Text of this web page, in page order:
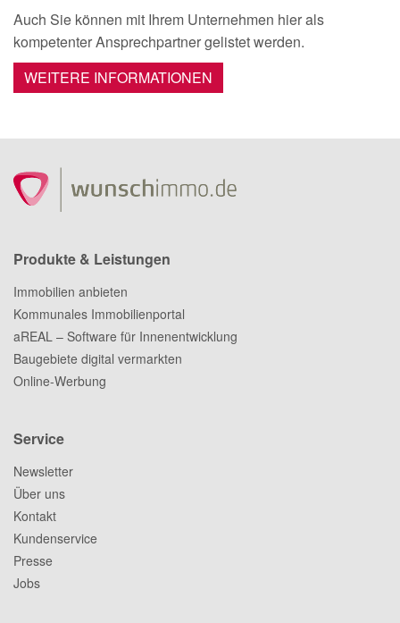
Auch Sie können mit Ihrem Unternehmen hier als
kompetenter Ansprechpartner gelistet werden.
WEITERE INFORMATIONEN
Produkte & Leistungen
Immobilien anbieten
Kommunales Immobilienportal
aREAL – Software für Innenentwicklung
Baugebiete digital vermarkten
Online-Werbung
Service
Newsletter
Über uns
Kontakt
Kundenservice
Presse
Jobs